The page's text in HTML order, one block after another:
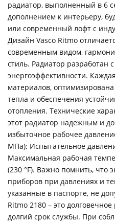
радиатор, выполненный в 6
дополнением к интерьеру,
или современный лофт с
Дизайн Vasco Ritmo
современным видом,
стиль. Радиатор разработан
энергоэффективности.
материалов,
тепла и обеспечения
отопления. Технические
этот радиатор надежным и
избыточное рабочее
МПа); Испытательное
Максимальная рабочая
(230 °F). Важно помнить, что
приборов при давлениях и
указанные в паспорте, не
Ritmo 2180 – это
долгий срок службы. При